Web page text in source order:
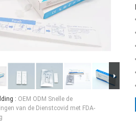
: OEM ODM Snelle de
van de Dienstcovid met FDA-